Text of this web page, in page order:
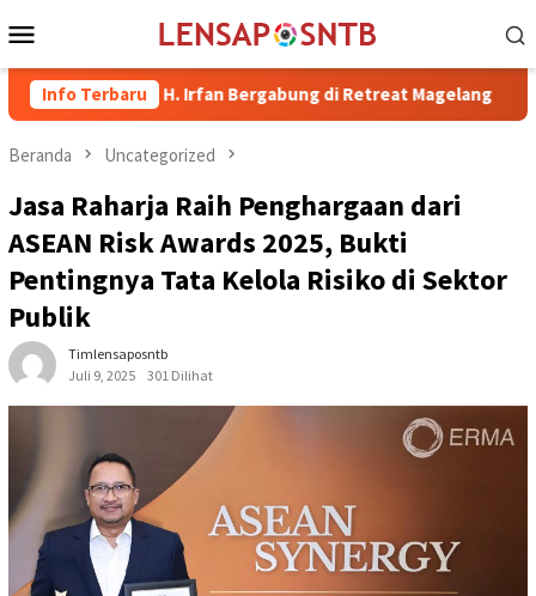
ke
Mobile
Info Terbaru
Bima dr. H. Irfan Bergabung di Retreat Magelang Rutan
Beranda Uncategorized
Jasa Raharja Raih Penghargaan dari
ASEAN Risk Awards 2025, Bukti
Pentingnya Tata Kelola Risiko di Sektor
Publik
Timlensaposntb
Juli 9, 2025
301 Dilihat